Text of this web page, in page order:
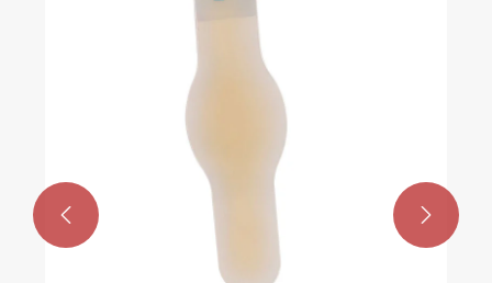
apvadu su traukiamuoju skirtuku nuo
 